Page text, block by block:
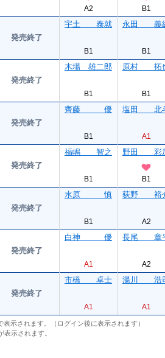
A2 B1
発売終了
宇土 泰就
B1
永田 義
B1
発売終了
木場 雄二郎
B1
原村 拓
B1
発売終了
齊藤 優
B1
塩田 北
A1
発売終了
福嶋 智之
B1
野田 彩
B1
発売終了
水原 慎
B1
荻野 裕
A2
発売終了
白神 優
A1
長尾 章
A2
発売終了
市橋 卓士
A1
湯川 浩
A1
表示されます。（ログイン後に表示されます）
表示されます。